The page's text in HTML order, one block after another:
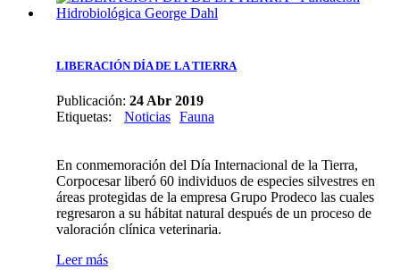
LIBERACIÓN DÍA DE LA TIERRA
Publicación: 24 Abr 2019
Etiquetas: Noticias Fauna
En conmemoración del Día Internacional de la Tierra,
Corpocesar liberó 60 individuos de especies silvestres en
áreas protegidas de la empresa Grupo Prodeco las cuales
regresaron a su hábitat natural después de un proceso de
valoración clínica veterinaria.
Leer más